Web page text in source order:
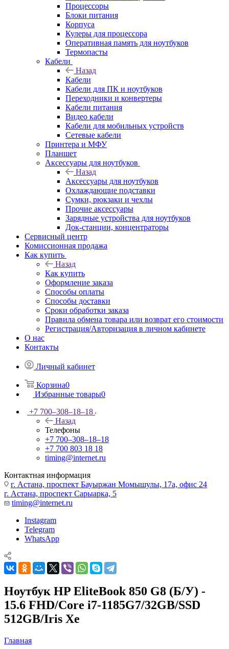
Процессоры
Блоки питания
Корпуса
Кулеры для процессора
Оперативная память для ноутбуков
Термопасты
Кабели
Назад
Кабели
Кабели для ПК и ноутбуков
Переходники и конвертеры
Кабели питания
Видео кабели
Кабели для мобильных устройств
Сетевые кабели
Принтера и МФУ
Планшет
Аксессуары для ноутбуков
Назад
Аксессуары для ноутбуков
Охлаждающие подставки
Сумки, рюкзаки и чехлы
Прочие аксессуары
Зарядные устройства для ноутбуков
Док-станции, концентраторы
Сервисный центр
Комиссионная продажа
Как купить
Назад
Как купить
Оформление заказа
Способы оплаты
Способы доставки
Сроки обработки заказа
Правила обмена товара или возврат его стоимости
Регистрация/Авторизация в личном кабинете
О нас
Контакты
Личный кабинет
Корзина0
Избранные товары0
+7 700‒308‒18‒18
Назад
Телефоны
+7 700‒308‒18‒18
+7 700 803 18 18
timing@internet.ru
Контактная информация
г. Астана, проспект Бауыржан Момышулы, 17а, офис 24
г. Астана, проспект Сарыарка, 5
timing@internet.ru
Instagram
Telegram
WhatsApp
Ноутбук HP EliteBook 850 G8 (Б/У) -
15.6 FHD/Core i7-1185G7/32GB/SSD
512GB/Iris Xe
Главная